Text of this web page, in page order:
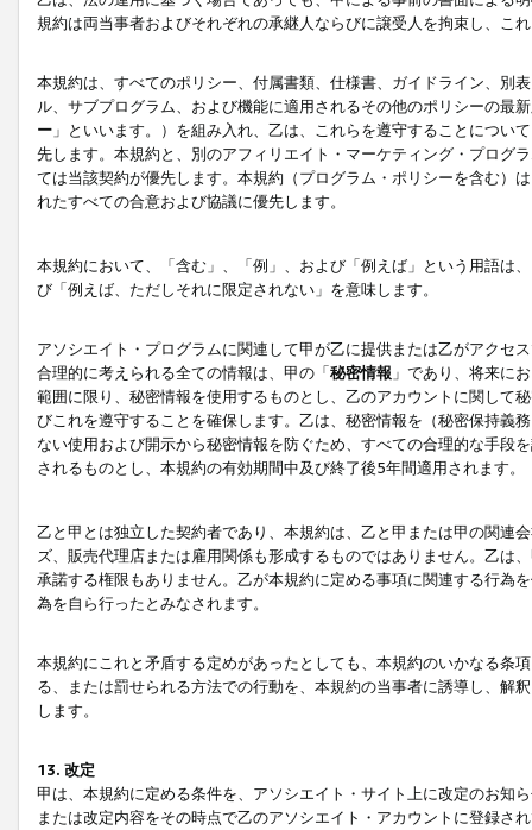
規約は両当事者およびそれぞれの承継人ならびに譲受人を拘束し、こ
本規約は、すべてのポリシー、付属書類、仕様書、ガイドライン、別
ル、サブプログラム、および機能に適用されるその他のポリシーの最
ー 」といいます。）を組み入れ、乙は、これらを遵守することにつ
先します。本規約と、別のアフィリエイト・マーケティング・プログ
ては当該契約が優先します。本規約（プログラム・ポリシーを含む）
れたすべての合意および協議に優先します。
本規約において、「含む」、「例」、および「例えば」という用語は
び「例えば、ただしそれに限定されない」を意味します。
アソシエイト・プログラムに関連して甲が乙に提供または乙がアクセ
合理的に考えられる全ての情報は、甲の「秘密情報 」であり、将来に
範囲に限り、秘密情報を使用するものとし、乙のアカウントに関して
びこれを遵守することを確保します。乙は、秘密情報を（秘密保持義
ない使用および開示から秘密情報を防ぐため、すべての合理的な手段
されるものとし、本規約の有効期間中及び終了後5年間適用されます。
乙と甲とは独立した契約者であり、本規約は、乙と甲または甲の関連
ズ、販売代理店または雇用関係も形成するものではありません。乙は
承諾する権限もありません。乙が本規約に定める事項に関連する行為
為を自ら行ったとみなされます。
本規約にこれと矛盾する定めがあったとしても、本規約のいかなる条
る、または罰せられる方法での行動を、本規約の当事者に誘導し、解
します。
13. 改定
甲は、本規約に定める条件を、アソシエイト・サイト上に改定のお知
または改定内容をその時点で乙のアソシエイト・アカウントに登録さ